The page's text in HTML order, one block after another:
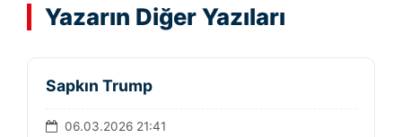
Yazarın Diğer Yazıları
Sapkın Trump
06.03.2026 21:41